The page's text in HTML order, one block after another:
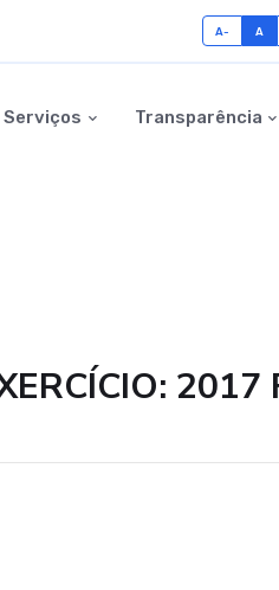
A- A
Serviços Transparência
2017